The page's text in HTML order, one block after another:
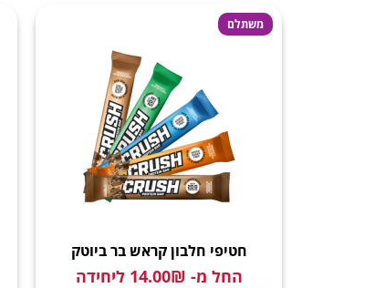
משתלם
חטיפי חלבון קראש בר ביוטק
החל מ- 14.00₪ ליחידה